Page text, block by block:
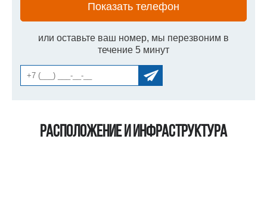
Показать телефон
или оставьте ваш номер, мы перезвоним в
течение 5 минут
Расположение и инфраструктура